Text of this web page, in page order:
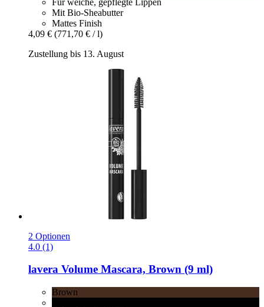
Mit Bio-Sheabutter
Mattes Finish
4,09 € (771,70 € / l)
Zustellung bis 13. August
2 Optionen
4.0 (1)
lavera Volume Mascara, Brown (9 ml)
Brown